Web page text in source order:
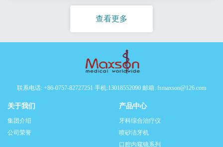
查看更多
联系电话: +86-0757-82727251 手机:13018552090 邮箱: fsmaxson@126.com
关于我们
集团介绍
公司荣誉
产品中心
牙科综合治疗仪
喷砂洁牙机
口腔内窥镜系列